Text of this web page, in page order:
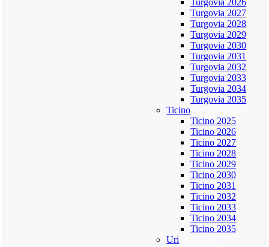
Turgovia 2026
Turgovia 2027
Turgovia 2028
Turgovia 2029
Turgovia 2030
Turgovia 2031
Turgovia 2032
Turgovia 2033
Turgovia 2034
Turgovia 2035
Ticino
Ticino 2025
Ticino 2026
Ticino 2027
Ticino 2028
Ticino 2029
Ticino 2030
Ticino 2031
Ticino 2032
Ticino 2033
Ticino 2034
Ticino 2035
Uri